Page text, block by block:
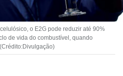
o E2G pode reduzir até 90%
de vida do combustível, quando